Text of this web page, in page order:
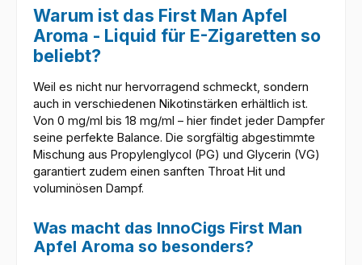
Warum ist das First Man Apfel
Aroma - Liquid für E-Zigaretten so
beliebt?
Weil es nicht nur hervorragend schmeckt, sondern
auch in verschiedenen Nikotinstärken erhältlich ist.
Von 0 mg/ml bis 18 mg/ml – hier findet jeder Dampfer
seine perfekte Balance. Die sorgfältig abgestimmte
Mischung aus Propylenglycol (PG) und Glycerin (VG)
garantiert zudem einen sanften Throat Hit und
voluminösen Dampf.
Was macht das InnoCigs First Man
Apfel Aroma so besonders?